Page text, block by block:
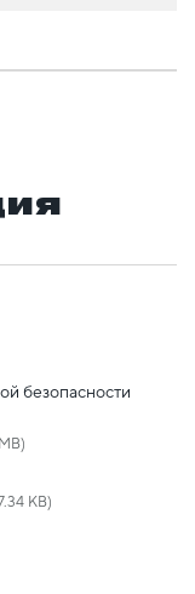
безопасности
KB)